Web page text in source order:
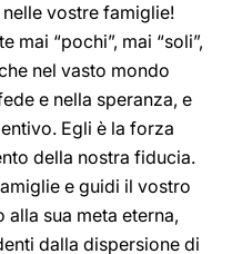
vostre famiglie!
mai “pochi”, mai “soli”,
nel vasto mondo
e nella speranza, e
Egli è la forza
della nostra fiducia.
e guidi il vostro
sua meta eterna,
dalla dispersione di